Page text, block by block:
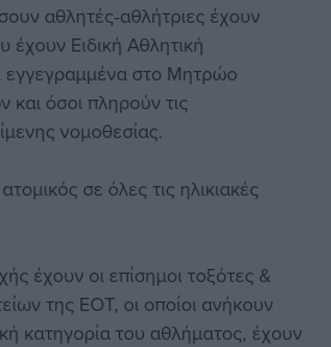
αθλητές-αθλήτριες έχουν
Ειδική Αθλητική
εγγεγραμμένα στο Μητρώο
όσοι πληρούν τις
νομοθεσίας.
σε όλες τις ηλικιακές
έχουν οι επίσημοι τοξότες &
της ΕΟΤ, οι οποίοι ανήκουν
κατηγορία του αθλήματος, έχουν